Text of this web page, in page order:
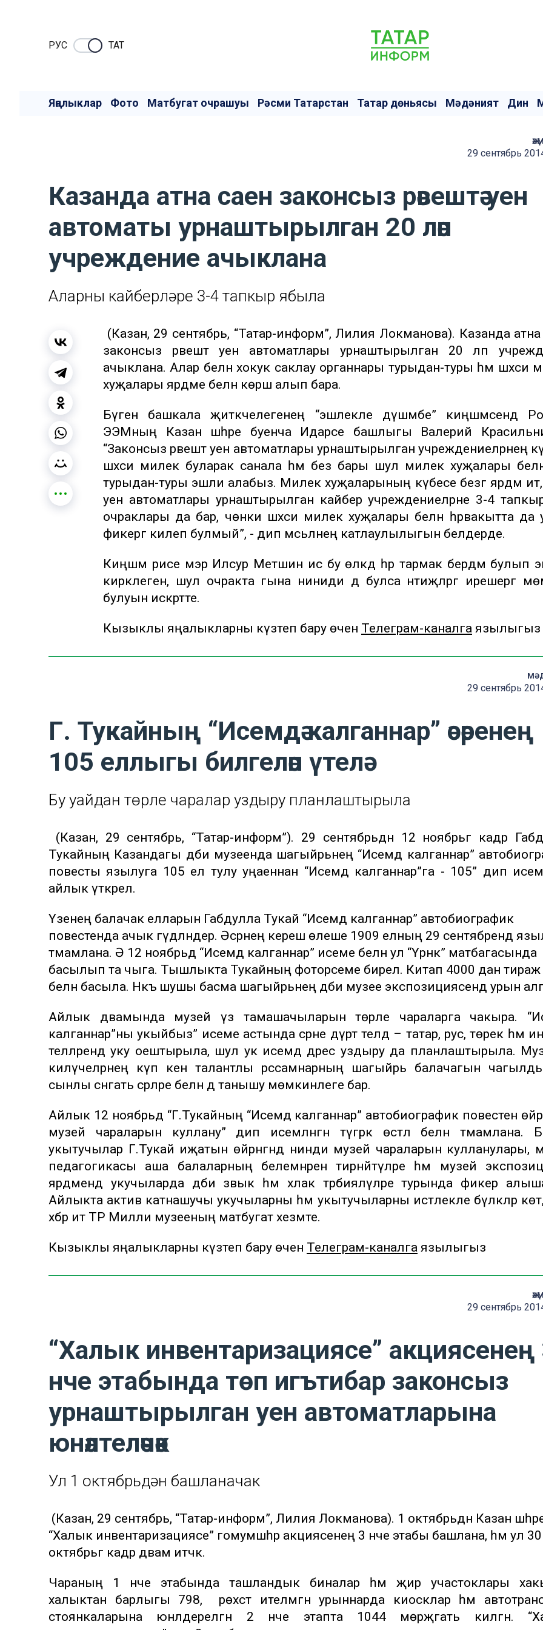
РУC ТАТ
Яңалыклар Фото Матбугат очрашуы Рәсми Татарстан Татар дөньясы Мәдәният Дин
29 сентябрь
Казанда атна саен законсыз рәвештә уен
автоматы урнаштырылган 20 ләп
учреждение ачыклана
Аларның кайберләре 3-4 тапкыр ябыла
(Казан, 29 сентябрь, “Татар-информ”, Лилия Локманова). Казанда атна
законсыз рәвештә уен автоматлары урнаштырылган 20 ләп
ачыклана. Алар белән хокук саклау органнары турыдан-туры һәм шәхси
хуҗалары ярдәме белән көрәш алып бара.
Бүген башкала җитәкчелегенең “эшлекле дүшәмбе” киңәшмәсендә
ЭЭМның Казан шәһәре буенча Идарәсе башлыгы Валерий
“Законсыз рәвештә уен автоматлары урнаштырылган учреждениеләрнең
шәхси милек буларак санала һәм без бары шул милек хуҗалары белән
турыдан-туры эшли алабыз. Милек хуҗаларының күбесе безгә ярдәм итә,
уен автоматлары урнаштырылган кайбер учреждениеләрне 3-4
очраклары да бар, чөнки шәхси милек хуҗалары белән һәрвакытта да
фикергә килеп булмый”, - дип мәсьәләнең катлаулылыгын белдерде.
Киңәшмә рәисе мэр Илсур Метшин исә бу өлкәдә һәр тармак бердәм булып
кирәклеген, шул очракта гына ниниди дә булса нәтиҗәләргә ирешергә
булуын искәртте.
Кызыклы яңалыкларны күзәтеп бару өчен Телеграм-каналга язылыгыз
29 сентябрь
Г. Тукайның “Исемдә калганнар” әсәренең
105 еллыгы билгеләп үтелә
Бу уңайдан төрле чаралар уздыру планлаштырыла
(Казан, 29 сентябрь, “Татар-информ”). 29 сентябрьдән 12 ноябрьгә кадәр
Тукайның Казандагы әдәби музеенда шагыйрьнең “Исемдә калганнар”
повесты язылуга 105 ел тулу уңаеннан “Исемдә калганнар”га - 105” дип
айлык үткәрелә.
Үзенең балачак елларын Габдулла Тукай “Исемдә калганнар” автобиографик
повестенда ачык гәүдәләндерә. Әсәрнең кереш өлеше 1909 елның 29 сентябрендә
тәмамлана. Ә 12 ноябрьдә “Исемдә калганнар” исеме белән ул “Үрнәк” матбагасында
басылып та чыга. Тышлыкта Тукайның фоторәсеме бирелә. Китап 4000 данә тираж
белән басыла. Нәкъ шушы басма шагыйрьнең әдәби музее экспозициясендә урын
Айлык дәвамында музей үз тамашачыларын төрле чараларга чакыра.
калганнар”ны укыйбыз” исеме астында әсәрне дүрт телдә – татар, рус, төрек һәм
телләрендә уку оештырыла, шул ук исемдә дәрес уздыру да планлаштырыла.
килүчеләрнең күп кенә талантлы рәссамнарның шагыйрь балачагын
сынлы сәнгать әсәрләре белән дә танышу мөмкинлеге бар.
Айлык 12 ноябрьдә “Г.Тукайның “Исемдә калганнар” автобиографик повестен
музей чараларын куллану” дип исемләнгән түгәрәк өстәл белән тәмамлана.
укытучылар Г.Тукай иҗатын өйрәнгәндә нинди музей чараларын кулланулары,
педагогикасы аша балаларның белемнәрен тирәнәйтүләре һәм музей
ярдәмендә укучыларда әдәби зәвык һәм әхлак тәрбияләүләре турында фикер
Айлыкта актив катнашучы укучыларны һәм укытучыларны истәлекле бүләкләр
хәбәр итә ТР Милли музееның матбугат хезмәте.
Кызыклы яңалыкларны күзәтеп бару өчен Телеграм-каналга язылыгыз
29 сентябрь
“Халык инвентаризациясе” акциясенең
нче этабында төп игътибар законсыз
урнаштырылган уен автоматларына
юнәлтеләчәк
Ул 1 октябрьдән башланачак
(Казан, 29 сентябрь, “Татар-информ”, Лилия Локманова). 1 октябрьдән Казан
“Халык инвентаризациясе” гомумшәһәр акциясенең 3 нче этабы башлана, һәм ул 30
октябрьгә кадәр дәвам итәчәк.
Чараның 1 нче этабында ташландык биналар һәм җир участоклары
халыктан барлыгы 798, ә рөхсәт ителмәгән урыннарда киосклар һәм
стоянкаларына юнәлдерелгән 2 нче этапта 1044 мөрәҗәгать килгән.